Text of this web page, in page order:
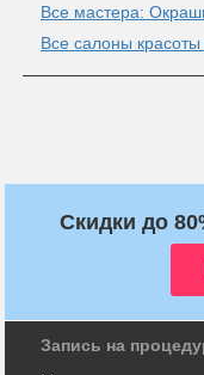
Все мастера:
Все салоны
Скидки до
Запись на